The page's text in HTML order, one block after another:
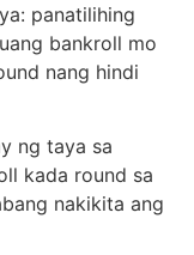
panatilihing
bankroll mo
nang hindi
ng taya sa
kada round sa
nakikita ang